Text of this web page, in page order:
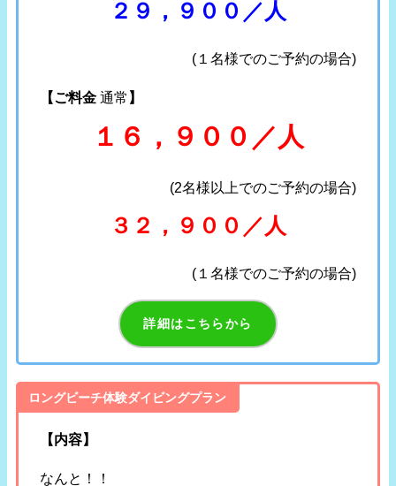
２９，９００／人
(１名様でのご予約の場合)
【ご料金 通常 】
１６，９００／人
(2名様以上でのご予約の場合)
３２，９００／人
(１名様でのご予約の場合)
詳細はこちらから
ロングビーチ体験ダイビングプラン
【内容】
なんと！！